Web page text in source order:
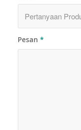
Pesan *